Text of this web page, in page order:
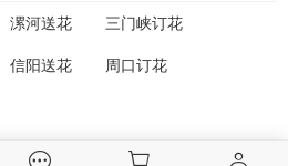
漯河送花 三门峡订花
信阳送花 周口订花